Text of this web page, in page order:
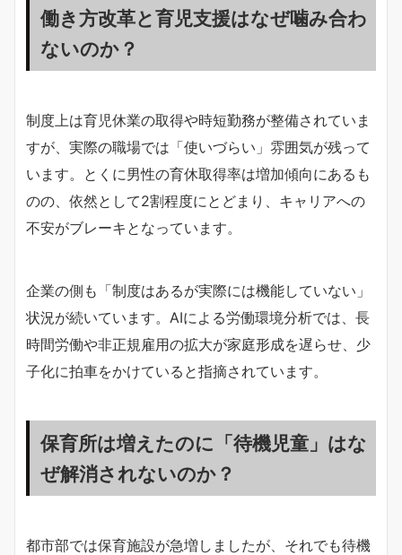
働き方改革と育児支援はなぜ噛み合わ
ないのか？
制度上は育児休業の取得や時短勤務が整備されていま
すが、実際の職場では「使いづらい」雰囲気が残って
います。とくに男性の育休取得率は増加傾向にあるも
のの、依然として2割程度にとどまり、キャリアへの
不安がブレーキとなっています。
企業の側も「制度はあるが実際には機能していない」
状況が続いています。AIによる労働環境分析では、長
時間労働や非正規雇用の拡大が家庭形成を遅らせ、少
子化に拍車をかけていると指摘されています。
保育所は増えたのに「待機児童」はな
ぜ解消されないのか？
都市部では保育施設が急増しましたが、それでも待機